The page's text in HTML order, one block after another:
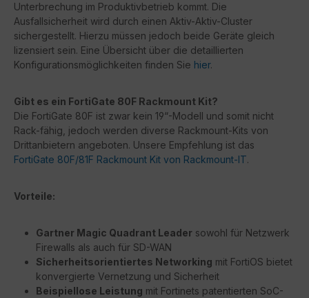
Unterbrechung im Produktivbetrieb kommt. Die
Ausfallsicherheit wird durch einen Aktiv-Aktiv-Cluster
sichergestellt. Hierzu müssen jedoch beide Geräte gleich
lizensiert sein. Eine Übersicht über die detaillierten
Konfigurationsmöglichkeiten finden Sie hier.
Gibt es ein FortiGate 80F Rackmount Kit?
Die FortiGate 80F ist zwar kein 19“-Modell und somit nicht
Rack-fähig, jedoch werden diverse Rackmount-Kits von
Drittanbietern angeboten. Unsere Empfehlung ist das
FortiGate 80F/81F Rackmount Kit von Rackmount-IT.
Vorteile:
Gartner Magic Quadrant Leader sowohl für Netzwerk
Firewalls als auch für SD-WAN
Sicherheitsorientiertes Networking mit FortiOS bietet
konvergierte Vernetzung und Sicherheit
Beispiellose Leistung mit Fortinets patentierten SoC-